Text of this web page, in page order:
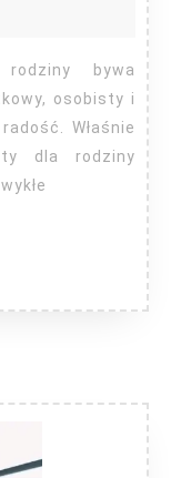
osobisty i
Właśnie
dla rodziny